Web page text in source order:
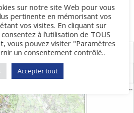
à réfléchir à despremières
photos ci-après).
sur notre site Web pour vous
pertinente en mémorisant vos
vos visites. En cliquant sur
à l’utilisation de TOUS
vous pouvez visiter "Paramètres
un consentement contrôlé..
Accepter tout